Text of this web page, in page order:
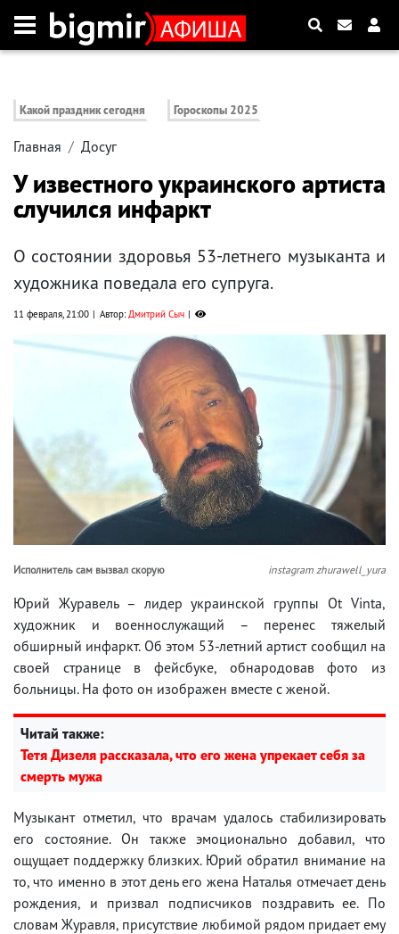
Какой праздник сегодня Гороскопы 2025
Главная Досуг
У известного украинского артиста
случился инфаркт
О состоянии здоровья 53-летнего музыканта и
художника поведала его супруга.
11 февраля, 21:00 Автор:Дмитрий Сыч
Исполнитель сам вызвал скорую instagram zhurawell_yura
Юрий Журавель – лидер украинской группы Ot Vinta,
художник и военнослужащий – перенес тяжелый
обширный инфаркт. Об этом 53-летний артист сообщил на
своей странице в фейсбуке, обнародовав фото из
больницы. На фото он изображен вместе с женой.
Читай также:
Тетя Дизеля рассказала, что его жена упрекает себя за
смерть мужа
Музыкант отметил, что врачам удалось стабилизировать
его состояние. Он также эмоционально добавил, что
ощущает поддержку близких. Юрий обратил внимание на
то, что именно в этот день его жена Наталья отмечает день
рождения, и призвал подписчиков поздравить ее. По
словам Журавля, присутствие любимой рядом придает ему